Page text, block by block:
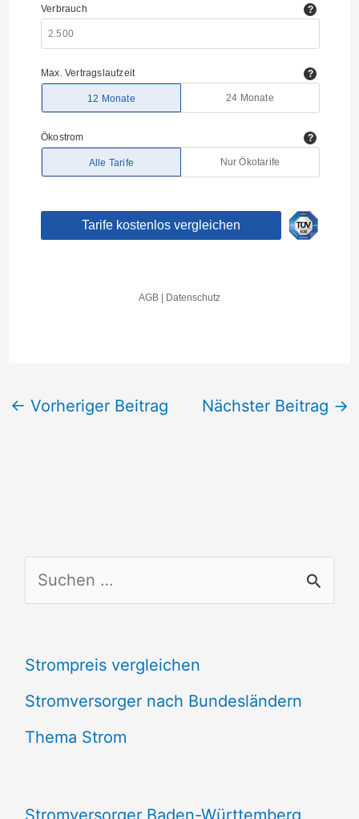
← Vorheriger Beitrag Nächster Beitrag →
u
h
e
n
Strompreis vergleichen
Stromversorger nach Bundesländern
Thema Strom
Stromversorger Baden-Württemberg